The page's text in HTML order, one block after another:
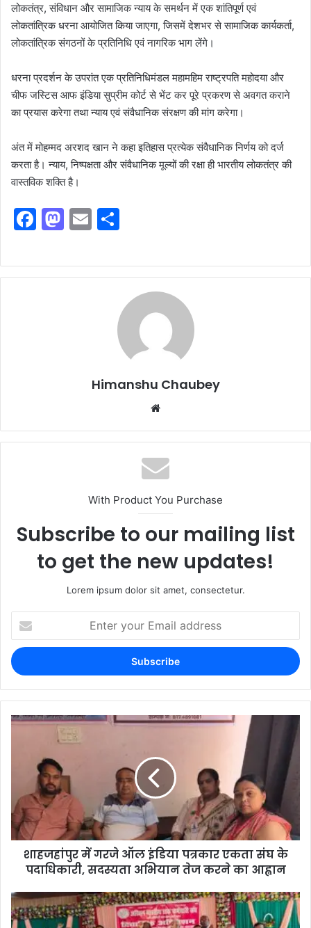
लोकतंत्र, संविधान और सामाजिक न्याय के समर्थन में एक शांतिपूर्ण एवं
लोकतांत्रिक धरना आयोजित किया जाएगा, जिसमें देशभर से सामाजिक कार्यकर्ता,
लोकतांत्रिक संगठनों के प्रतिनिधि एवं नागरिक भाग लेंगे।
धरना प्रदर्शन के उपरांत एक प्रतिनिधिमंडल महामहिम राष्ट्रपति महोदया और
चीफ जस्टिस आफ इंडिया सुप्रीम कोर्ट से भेंट कर पूरे प्रकरण से अवगत कराने
का प्रयास करेगा तथा न्याय एवं संवैधानिक संरक्षण की मांग करेगा।
अंत में मोहम्मद अरशद खान ने कहा इतिहास प्रत्येक संवैधानिक निर्णय को दर्ज
करता है। न्याय, निष्पक्षता और संवैधानिक मूल्यों की रक्षा ही भारतीय लोकतंत्र की
वास्तविक शक्ति है।
F
c
e
M
st
o
E
ai
l
ar
e
Himanshu Chaubey
With Product You Purchase
Subscribe to our mailing list
to get the new updates!
Lorem ipsum dolor sit amet, consectetur.
शाहजहांपुर में गरजे ऑल इंडिया पत्रकार एकता संघ के
पदाधिकारी, सदस्यता अभियान तेज करने का आह्वान